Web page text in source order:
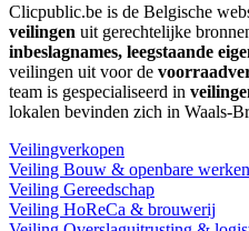
Clicpublic.be is de Belgische
veilingen uit gerechtelijke
inbeslagnames, leegstaande
veilingen uit voor de
team is gespecialiseerd in
lokalen bevinden zich in Waals-
Veilingverkopen
Veiling Bouw & openbare werken
Veiling Gereedschap
Veiling HoReCa & brouwerij